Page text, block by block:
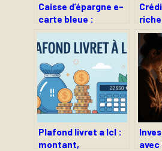
Caisse d’épargne e-
carte bleue :
fonctionnement,
activation et
sécurité
Plafond livret a lcl :
montant,
avec